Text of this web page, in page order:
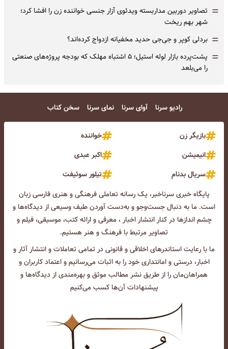
= تصاویر دوربین مداربسته ویدئوی آزار جنسی خواننده زن را افشا کرد؛
شهر بهم ریخت
= بردلی کوپر و جی‌جی حدید مخفیانه ازدواج کرده‌اند؟
=
پشت‌پرده بازار لوله استیل؛ ۵ اشتباه مهلک که بودجه پروژه‌های صنعتی
را می‌بلعد
رادیو سرنا آوای سرنا نمای سرنا سخن کتاب
بازیگر زن
خواننده
انیمیشن
اکبر عبدی
سریال بدنام
تیلور سوئیفت
پایگاه خبری سرناخبر، یک رسانه تعاملی فرهنگی و هنری فارسی زبان
است. ما به دنبال جست‌و‌جو و به‌دست آوردن طیف وسیعی از دیدگاه‌ها و
چشم انداز‌ها در کنار انتشار اخبار ، معرفی و ارائه کتب، موسیقی، فیلم و
تصاویر مرتبط با فرهنگ و هنر هستیم.
ما با رعایت استاندرهای اخلاقی و قانونی در تمامی تعاملات و انتشار آثار و
اخبار، درستی و امانتداری خود را به اثبات می‌رسانیم و اعتماد کاربران و
همراهان‌مان را از طریق نشر مطالب موثق و بهره‌مندی از دیدگاه‌ها و
پیشنهادات آن‌ها کسب می‌کنیم